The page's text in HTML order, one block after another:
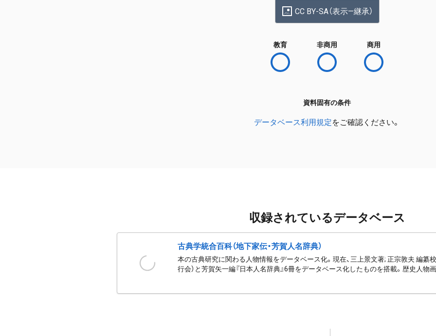
CC BY-SA（表示—継承）
教育 非商用 商用
資料固有の条件
データベース利用規定をご確認ください。
収録されているデータベース
古典学統合百科（地下家伝・芳賀人名辞典）
本の古典研究に関わる人物情報をデータベース化。現在、三上景文著; 正宗敦夫 編纂校
行会）と芳賀矢一編『日本人名辞典』6冊をデータベース化したものを搭載。歴史人物